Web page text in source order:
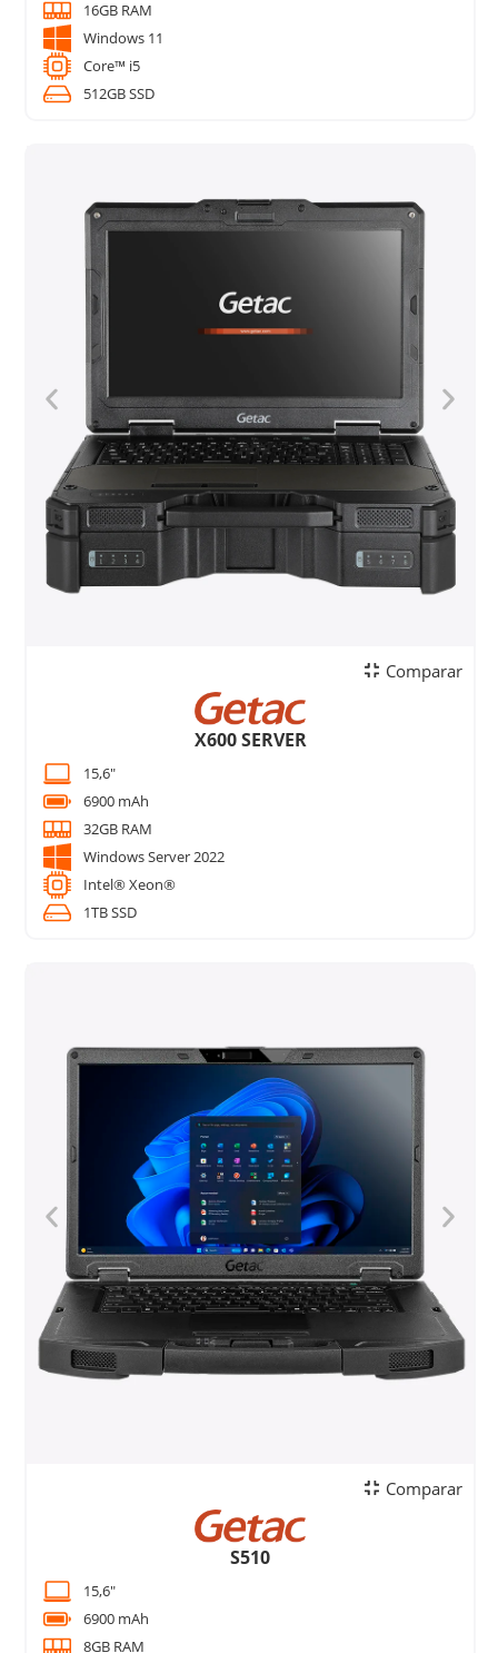
16GB RAM
Windows 11
Core™ i5
512GB SSD
Comparar
X600 SERVER
15,6"
6900 mAh
32GB RAM
Windows Server 2022
Intel® Xeon®
1TB SSD
Comparar
S510
15,6"
6900 mAh
8GB RAM